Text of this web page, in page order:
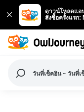
ดาวน์โหลดแอ
สั่งซื้อครั้งแรก:
วันที่เช็คอิน ~ วันที่เ